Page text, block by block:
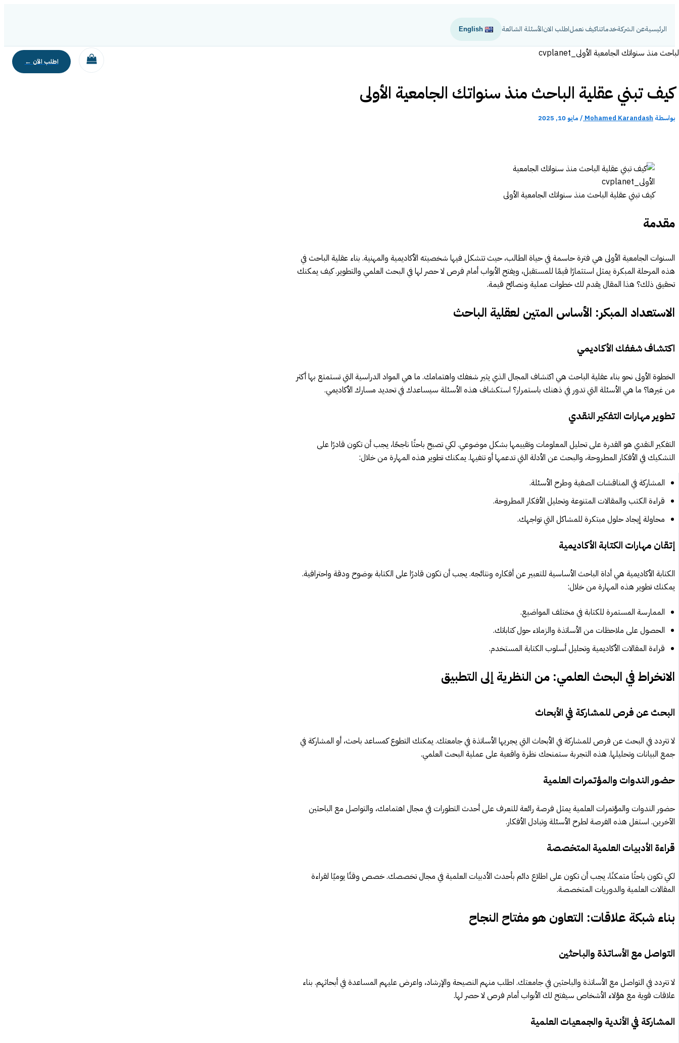
المحتوى
الرئيسيةعن الشركةخدماتناكيف نعملاطلب الانالأسئلة الشائعة English
كيف تبني عقلية الباحث منذ سنواتك الجامعية الأولى
بواسطة Mohamed Karandash
/ مايو 10, 2025
كيف تبني عقلية الباحث منذ سنواتك الجامعية الأولى‬
مقدمة
السنوات الجامعية الأولى هي فترة حاسمة في حياة الطالب، حيث تتشكل فيها شخصيته الأكاديمية والمهنية. بناء عقلية الباحث في
هذه المرحلة المبكرة يمثل استثمارًا قيمًا للمستقبل، ويفتح الأبواب أمام فرص لا حصر لها في البحث العلمي والتطوير. كيف يمكنك
تحقيق ذلك؟ هذا المقال يقدم لك خطوات عملية ونصائح قيمة.
الاستعداد المبكر: الأساس المتين لعقلية الباحث
اكتشاف شغفك الأكاديمي
الخطوة الأولى نحو بناء عقلية الباحث هي اكتشاف المجال الذي يثير شغفك واهتمامك. ما هي المواد الدراسية التي تستمتع بها أكثر
من غيرها؟ ما هي الأسئلة التي تدور في ذهنك باستمرار؟ استكشاف هذه الأسئلة سيساعدك في تحديد مسارك الأكاديمي.
تطوير مهارات التفكير النقدي
التفكير النقدي هو القدرة على تحليل المعلومات وتقييمها بشكل موضوعي. لكي تصبح باحثًا ناجحًا، يجب أن تكون قادرًا على
التشكيك في الأفكار المطروحة، والبحث عن الأدلة التي تدعمها أو تنفيها. يمكنك تطوير هذه المهارة من خلال:
المشاركة في المناقشات الصفية وطرح الأسئلة.
قراءة الكتب والمقالات المتنوعة وتحليل الأفكار المطروحة.
محاولة إيجاد حلول مبتكرة للمشاكل التي تواجهك.
إتقان مهارات الكتابة الأكاديمية
الكتابة الأكاديمية هي أداة الباحث الأساسية للتعبير عن أفكاره ونتائجه. يجب أن تكون قادرًا على الكتابة بوضوح ودقة واحترافية.
يمكنك تطوير هذه المهارة من خلال:
الممارسة المستمرة للكتابة في مختلف المواضيع.
الحصول على ملاحظات من الأساتذة والزملاء حول كتاباتك.
قراءة المقالات الأكاديمية وتحليل أسلوب الكتابة المستخدم.
الانخراط في البحث العلمي: من النظرية إلى التطبيق
البحث عن فرص للمشاركة في الأبحاث
لا تتردد في البحث عن فرص للمشاركة في الأبحاث التي يجريها الأساتذة في جامعتك. يمكنك التطوع كمساعد باحث، أو المشاركة في
جمع البيانات وتحليلها. هذه التجربة ستمنحك نظرة واقعية على عملية البحث العلمي.
حضور الندوات والمؤتمرات العلمية
حضور الندوات والمؤتمرات العلمية يمثل فرصة رائعة للتعرف على أحدث التطورات في مجال اهتمامك، والتواصل مع الباحثين
الآخرين. استغل هذه الفرصة لطرح الأسئلة وتبادل الأفكار.
قراءة الأدبيات العلمية المتخصصة
لكي تكون باحثًا متمكنًا، يجب أن تكون على اطلاع دائم بأحدث الأدبيات العلمية في مجال تخصصك. خصص وقتًا يوميًا لقراءة
المقالات العلمية والدوريات المتخصصة.
بناء شبكة علاقات: التعاون هو مفتاح النجاح
التواصل مع الأساتذة والباحثين
لا تتردد في التواصل مع الأساتذة والباحثين في جامعتك. اطلب منهم النصيحة والإرشاد، واعرض عليهم المساعدة في أبحاثهم. بناء
علاقات قوية مع هؤلاء الأشخاص سيفتح لك الأبواب أمام فرص لا حصر لها.
المشاركة في الأندية والجمعيات العلمية